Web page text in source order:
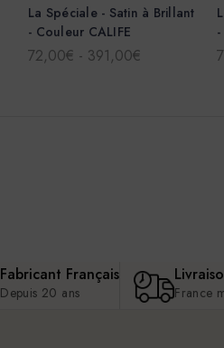
La Spéciale - Satin à Brillant
- Couleur CALIFE
72,00€ - 391,00€
Fabricant Français
Depuis 20 ans France